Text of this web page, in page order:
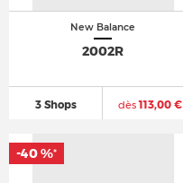
New Balance
2002R
3 Shops dès113,00 €
-40 %*